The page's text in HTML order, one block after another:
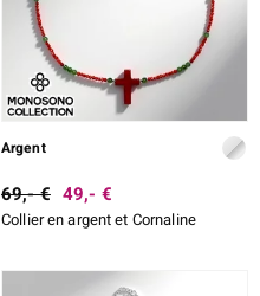
Argent
69,- € 49,- €
Collier en argent et Cornaline